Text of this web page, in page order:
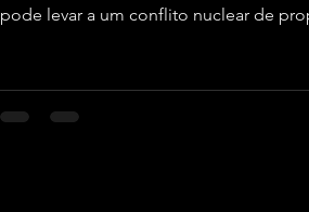
pode levar a um conflito nuclear de